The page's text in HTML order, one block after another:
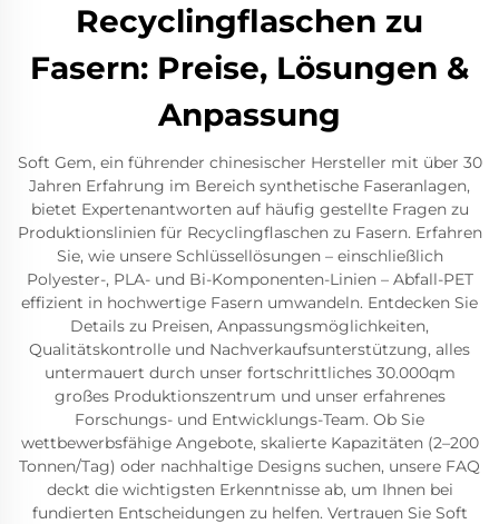
Recyclingflaschen zu
Fasern: Preise, Lösungen &
Anpassung
Soft Gem, ein führender chinesischer Hersteller mit über 30
Jahren Erfahrung im Bereich synthetische Faseranlagen,
bietet Expertenantworten auf häufig gestellte Fragen zu
Produktionslinien für Recyclingflaschen zu Fasern. Erfahren
Sie, wie unsere Schlüssellösungen – einschließlich
Polyester-, PLA- und Bi-Komponenten-Linien – Abfall-PET
effizient in hochwertige Fasern umwandeln. Entdecken Sie
Details zu Preisen, Anpassungsmöglichkeiten,
Qualitätskontrolle und Nachverkaufsunterstützung, alles
untermauert durch unser fortschrittliches 30.000qm
großes Produktionszentrum und unser erfahrenes
Forschungs- und Entwicklungs-Team. Ob Sie
wettbewerbsfähige Angebote, skalierte Kapazitäten (2–200
Tonnen/Tag) oder nachhaltige Designs suchen, unsere FAQ
deckt die wichtigsten Erkenntnisse ab, um Ihnen bei
fundierten Entscheidungen zu helfen. Vertrauen Sie Soft